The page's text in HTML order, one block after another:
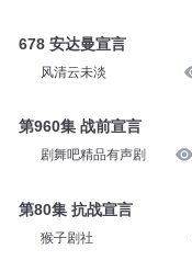
678 安达曼宣言
风清云未淡
第960集 战前宣言
剧舞吧精品有声剧
第80集 抗战宣言
猴子剧社